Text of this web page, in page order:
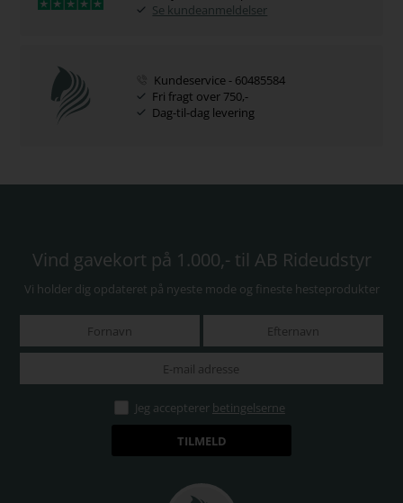
Se kundeanmeldelser
Kundeservice - 60485584
Fri fragt over 750,-
Dag-til-dag levering
Vind gavekort på 1.000,- til AB Rideudstyr
Vi holder dig opdateret på nyeste mode og fineste hesteprodukter
Jeg accepterer betingelserne